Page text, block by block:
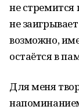
не стремится
не
возможно,
остаётся в
Для меня